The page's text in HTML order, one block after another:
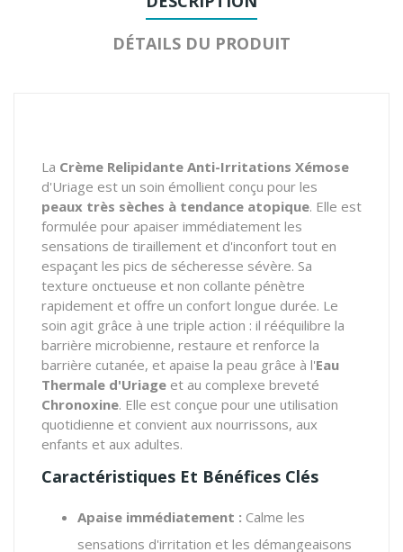
DÉTAILS DU PRODUIT
La Crème Relipidante Anti-Irritations Xémose
d'Uriage est un soin émollient conçu pour les
peaux très sèches à tendance atopique. Elle est
formulée pour apaiser immédiatement les
sensations de tiraillement et d'inconfort tout en
espaçant les pics de sécheresse sévère. Sa
texture onctueuse et non collante pénètre
rapidement et offre un confort longue durée. Le
soin agit grâce à une triple action : il rééquilibre la
barrière microbienne, restaure et renforce la
barrière cutanée, et apaise la peau grâce à l'Eau
Thermale d'Uriage et au complexe breveté
Chronoxine. Elle est conçue pour une utilisation
quotidienne et convient aux nourrissons, aux
enfants et aux adultes.
Caractéristiques Et Bénéfices Clés
Apaise immédiatement : Calme les
sensations d'irritation et les démangeaisons